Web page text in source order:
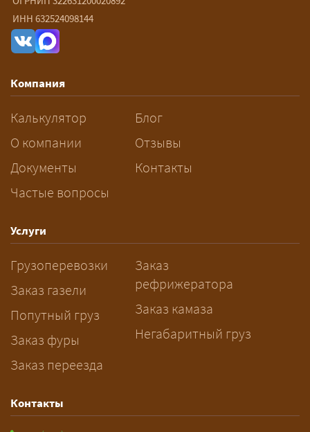
— От 60 ₽/км. Точная стоимость
рассчитывается индивидуально:
влияют габариты и вес груза,
разрешений и машин
сопровождения.
За сколько дней заказывать
перевозку негабарита?
— Заранее: только оформление
рабочих дней. Оставьте заявку
заблаговременно — логист
рассчитает маршрут и запустит
подготовку документов.
ИНН 632524098144
Компания
Калькулятор
О компании
Документы
Частые вопросы
Блог
Отзывы
Контакты
Услуги
Грузоперевозки
Заказ газели
Попутный груз
Заказ фуры
Заказ переезда
Заказ
рефрижератора
Заказ камаза
Негабаритный груз
Контакты